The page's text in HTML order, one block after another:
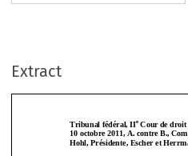
Extract
Tribunal fédéral, IIe
Hohl, Présidente, Escher et H
10 octobre 2011, A. contre B.,
Exécution d’une sentence arbitrale